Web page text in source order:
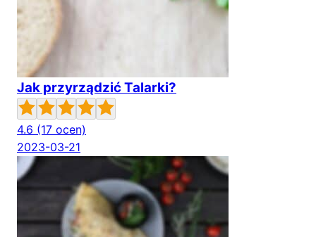
Jak przyrządzić Talarki?
4.6 (17 ocen)
2023-03-21